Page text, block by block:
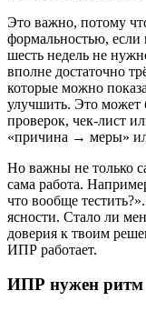
Это важно, потому
формальностью, если
шесть недель не
вполне достаточно
которые можно
улучшить. Это может
проверок, чек-лист
«причина → меры»
Но важны не только
сама работа.
что вообще
ясности. Стало ли
доверия к твоим
ИПР работает.
ИПР нужен ритм